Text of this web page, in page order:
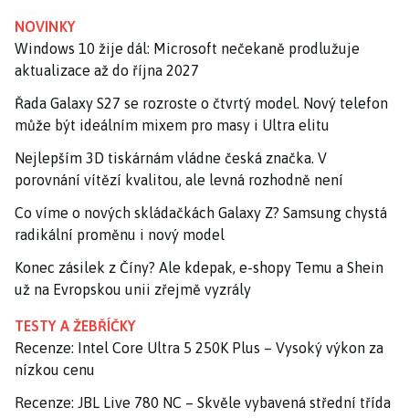
NOVINKY
Windows 10 žije dál: Microsoft nečekaně prodlužuje
aktualizace až do října 2027
Řada Galaxy S27 se rozroste o čtvrtý model. Nový telefon
může být ideálním mixem pro masy i Ultra elitu
Nejlepším 3D tiskárnám vládne česká značka. V
porovnání vítězí kvalitou, ale levná rozhodně není
Co víme o nových skládačkách Galaxy Z? Samsung chystá
radikální proměnu i nový model
Konec zásilek z Číny? Ale kdepak, e-shopy Temu a Shein
už na Evropskou unii zřejmě vyzrály
TESTY A ŽEBŘÍČKY
Recenze: Intel Core Ultra 5 250K Plus – Vysoký výkon za
nízkou cenu
Recenze: JBL Live 780 NC – Skvěle vybavená střední třída